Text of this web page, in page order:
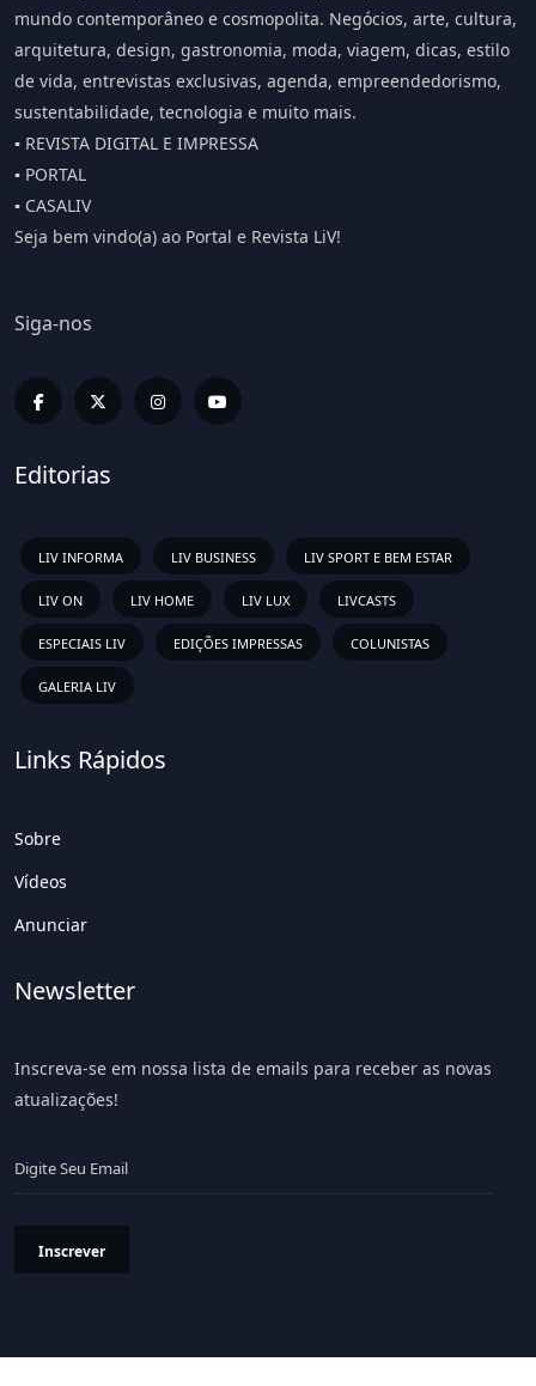
mundo contemporâneo e cosmopolita. Negócios, arte, cultura,
arquitetura, design, gastronomia, moda, viagem, dicas, estilo
de vida, entrevistas exclusivas, agenda, empreendedorismo,
sustentabilidade, tecnologia e muito mais.
▪️ REVISTA DIGITAL E IMPRESSA
▪️ PORTAL
▪️ CASALIV
Seja bem vindo(a) ao Portal e Revista LiV!
Siga-nos
Editorias
LIV INFORMA LIV BUSINESS LIV SPORT E BEM ESTAR
LIV ON LIV HOME LIV LUX LIVCASTS
ESPECIAIS LIV EDIÇÕES IMPRESSAS COLUNISTAS
GALERIA LIV
Links Rápidos
Sobre
Vídeos
Anunciar
Newsletter
Inscreva-se em nossa lista de emails para receber as novas
atualizações!
Inscrever